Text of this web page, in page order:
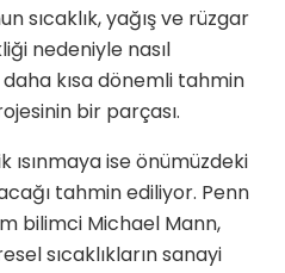
sıcaklık, yağış ve rüzgar
nedeniyle nasıl
kısa dönemli tahmin
bir parçası.
ısınmaya ise önümüzdeki
tahmin ediliyor. Penn
bilimci Michael Mann,
sıcaklıkların sanayi